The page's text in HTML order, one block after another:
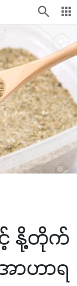
င့် နို့တိုက်
ာဟာရ